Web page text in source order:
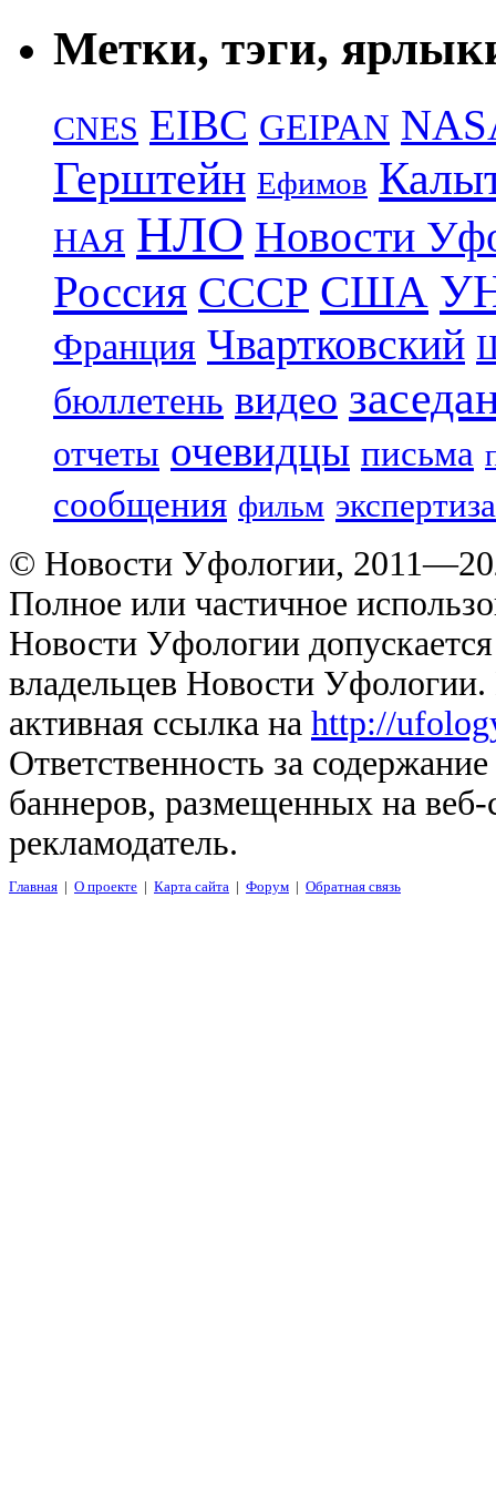
Метки, тэги,
CNES EIBC GEIPAN
Герштейн Ефимов
НАЯ НЛО Новости
Россия СССР США
Франция Чвартковский
бюллетень видео
отчеты очевидцы письма
сообщения фильм экспертиза
© Новости Уфологии,
Полное или частичное
Новости Уфологии
владельцев Новости
активная ссылка на http://
Ответственность за
баннеров, размещенных на
рекламодатель.
Главная | О проекте | Карта сайта | Форум | Обратная связь